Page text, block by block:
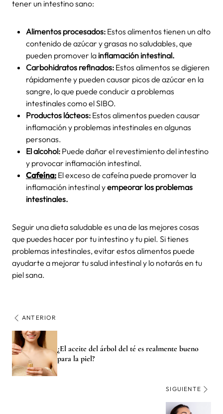
tener un intestino sano:
Alimentos procesados: Estos alimentos tienen un alto
contenido de azúcar y grasas no saludables, que
pueden promover la inflamación intestinal.
Carbohidratos refinados: Estos alimentos se digieren
rápidamente y pueden causar picos de azúcar en la
sangre, lo que puede conducir a problemas
intestinales como el SIBO.
Productos lácteos: Estos alimentos pueden causar
inflamación y problemas intestinales en algunas
personas.
El alcohol: Puede dañar el revestimiento del intestino
y provocar inflamación intestinal.
Cafeína: El exceso de cafeína puede promover la
inflamación intestinal yempeorar los problemas
intestinales.
Seguir una dieta saludable es una de las mejores cosas
que puedes hacer por tu intestino y tu piel. Si tienes
problemas intestinales, evitar estos alimentos puede
ayudarte a mejorar tu salud intestinal y lo notarás en tu
piel sana.
ANTERIOR
¿El aceite del árbol del té es realmente bueno
para la piel?
SIGUIENTE